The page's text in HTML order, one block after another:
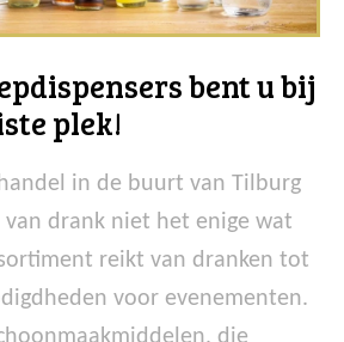
bent u bij
plek!
in de buurt van Tilburg
drank niet het enige wat
reikt van dranken tot
voor evenementen.
die